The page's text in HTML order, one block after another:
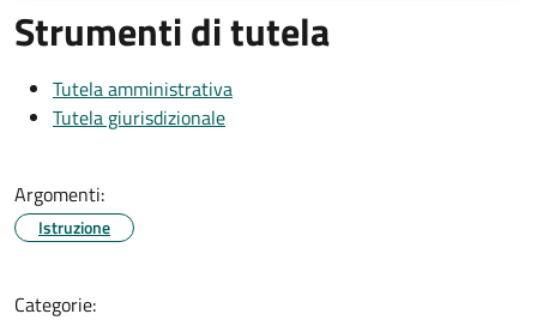
Strumenti di tutela
Tutela amministrativa
Tutela giurisdizionale
Argomenti:
Istruzione
Categorie: